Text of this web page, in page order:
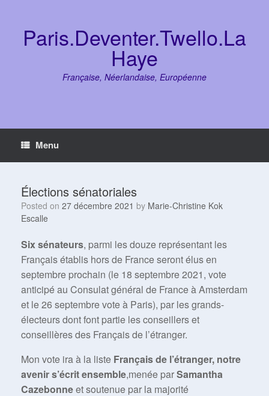
contentParis.Deventer.Twello.La
Haye
Française, Néerlandaise, Européenne
Menu
Élections sénatoriales
Posted on 27 décembre 2021 by Marie-Christine Kok
Escalle
Six sénateurs, parmi les douze représentant les
Français établis hors de France seront élus en
septembre prochain (le 18 septembre 2021, vote
anticipé au Consulat général de France à Amsterdam
et le 26 septembre vote à Paris), par les grands-
électeurs dont font partie les conseillers et
conseillères des Français de l’étranger.
Mon vote ira à la liste Français de l’étranger, notre
avenir s’écrit ensemble,menée parSamantha
Cazebonneet soutenue par la majorité